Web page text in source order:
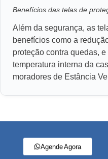
Benefícios das telas de
Além da segurança, as
benefícios como a
proteção contra quedas,
temperatura interna da
moradores de Estância
Agende Agora